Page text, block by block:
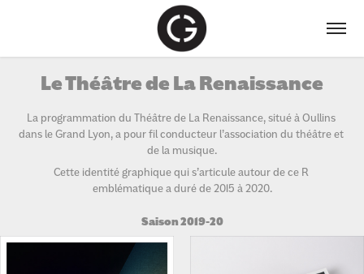
Le Théâtre de La Renaissance
La programmation du Théâtre de La Renaissance, situé à Oullins
dans le Grand Lyon, a pour fil conducteur l’association du théâtre et
de la musique.
Cette identité graphique qui s’articule autour de ce R
emblématique a duré de 2015 à 2020.
Saison 2019-20